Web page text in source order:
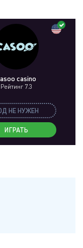
casino
Рейтинг 7.3
НЕ НУЖЕН
ИГРАТЬ